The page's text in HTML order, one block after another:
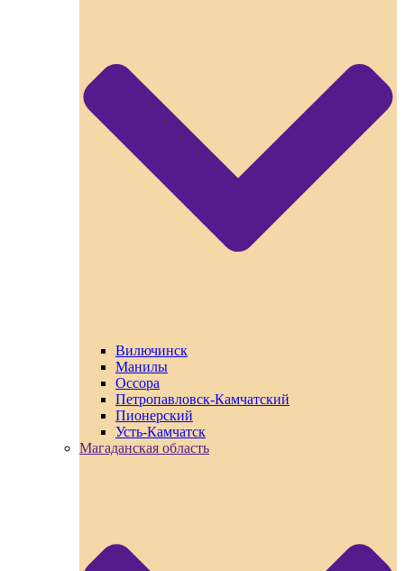
Вилючинск
Манилы
Оссора
Петропавловск-Камчатский
Пионерский
Усть-Камчатск
Магаданская область